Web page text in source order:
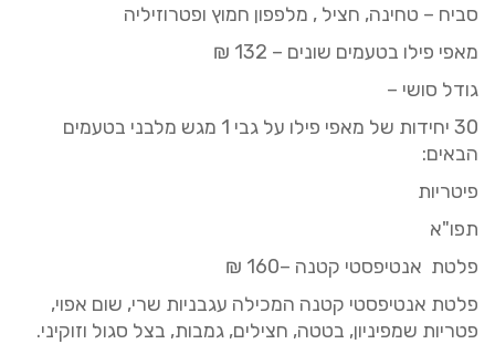
סביח – טחינה, חציל , מלפפון חמוץ ופטרוזיליה
מאפי פילו בטעמים שונים – 132
₪
גודל סושי –
30 יחידות של מאפי פילו על גבי 1 מגש מלבני בטעמים
הבאים:
פיטריות
תפו"א
פלטת אנטיפסטי קטנה –1 60 ₪
פלטת אנטיפסטי קטנה המכילה עגבניות שרי, שום אפוי,
פטריות שמפיניון, בטטה, חצילים, גמבות, בצל סגול וזוקיני.